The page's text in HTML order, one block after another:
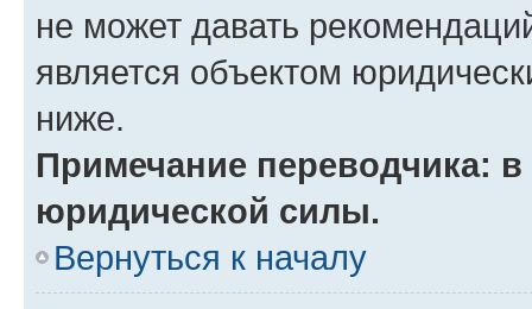
не может давать
является объектом
ниже.
Примечание переводчика:
юридической силы.
Вернуться к началу